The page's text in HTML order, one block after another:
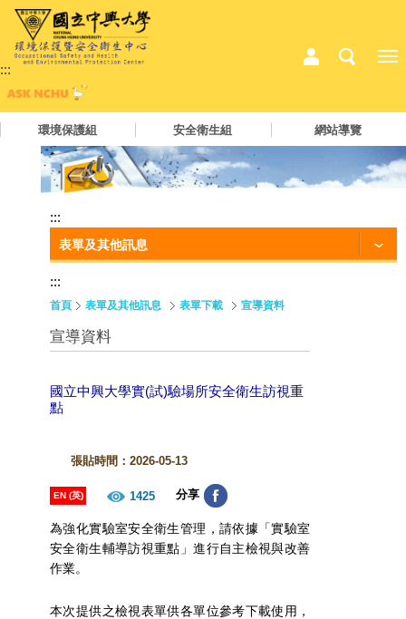
:::
環境保護組 安全衛生組 網站導覽
:::
表單及其他訊息
:::
首頁 表單及其他訊息 表單下載 宣導資料
宣導資料
國立中興大學實(試)驗場所安全衛生訪視重
點
張貼時間：2026-05-13
EN (英) 1425 分享
為強化實驗室安全衛生管理，請依據「實驗室
安全衛生輔導訪視重點」進行自主檢視與改善
作業。
本次提供之檢視表單供各單位參考下載使用，